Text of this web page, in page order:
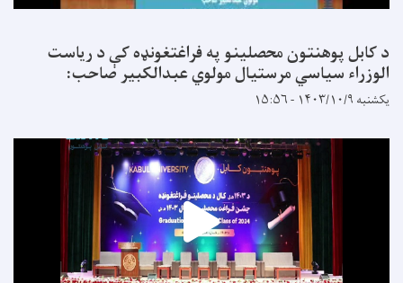
د کابل پوهنتون محصلینو په فراغتغونډه کې د ریاست
الوزراء سیاسي مرستیال مولوي عبدالکبیر صاحب:
یکشنبه ۱۴۰۳/۱۰/۹ - ۱۵:۵۶